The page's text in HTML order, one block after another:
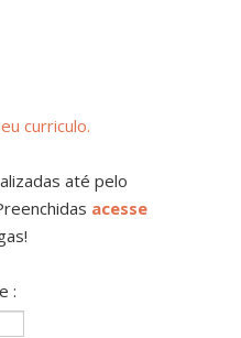
curriculo.
até pelo
acesse
: